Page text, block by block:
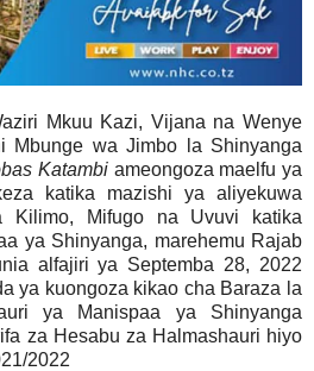
Mkuu Kazi, Vijana na Wenye
Mbunge wa Jimbo la Shinyanga
Katambi ameongoza maelfu ya
katika mazishi ya aliyekuwa
Kilimo, Mifugo na Uvuvi katika
ya Shinyanga, marehemu Rajab
alfajiri ya Septemba 28, 2022
ya kuongoza kikao cha Baraza la
ya Manispaa ya Shinyanga
za Hesabu za Halmashauri hiyo
2022